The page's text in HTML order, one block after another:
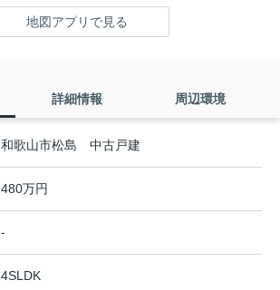
地図アプリで見る
詳細情報 周辺環境
和歌山市松島 中古戸建
480万円
-
4SLDK